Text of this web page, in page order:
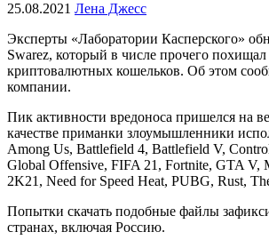
25.08.2021 Лена Джесс
Эксперты «Лаборатории Касперского»
Swarez, который в числе прочего
криптовалютных кошельков. Об этом
компании.
Пик активности вредоноса пришелся на
качестве приманки злоумышленники
Among Us, Battlefield 4, Battlefield V,
Global Offensive, FIFA 21, Fortnite, GTA V,
2K21, Need for Speed Heat, PUBG, Rust,
Попытки скачать подобные файлы
странах, включая Россию.